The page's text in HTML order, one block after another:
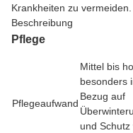
Krankheiten zu vermeiden.
Beschreibung
Pflege
Pflegeaufwand
Mittel bis
besonders
Bezug auf
und Schutz